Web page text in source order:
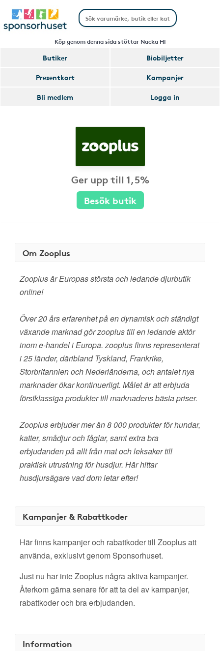
Köp genom denna sida stöttar Nacka HI
Butiker
Biobiljetter
Presentkort
Kampanjer
Bli medlem
Logga in
Ger upp till 1,5%
Besök butik
Om Zooplus
Zooplus är Europas största och ledande djurbutik
online!
Över 20 års erfarenhet på en dynamisk och ständigt
växande marknad gör zooplus till en ledande aktör
inom e-handel i Europa. zooplus finns representerat
i 25 länder, däribland Tyskland, Frankrike,
Storbritannien och Nederländerna, och antalet nya
marknader ökar kontinuerligt. Målet är att erbjuda
förstklassiga produkter till marknadens bästa priser.
Zooplus erbjuder mer än 8 000 produkter för hundar,
katter, smådjur och fåglar, samt extra bra
erbjudanden på allt från mat och leksaker till
praktisk utrustning för husdjur. Här hittar
husdjursägare vad dom letar efter!
Kampanjer & Rabattkoder
Här finns kampanjer och rabattkoder till Zooplus att
använda, exklusivt genom Sponsorhuset.
Just nu har inte Zooplus några aktiva kampanjer.
Återkom gärna senare för att ta del av kampanjer,
rabattkoder och bra erbjudanden.
Information